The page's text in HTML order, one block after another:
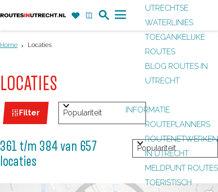
d
e
h
o
e
F
a
e
t
n
a
o
M
UTRECHTSE
WATERLINIES
TOEGANKELIJKE
ROUTES
BLOG ROUTES IN
UTRECHT
INFORMATIE
ROUTEPLANNERS
ROUTENETWERKEN
IN UTRECHT
MELDPUNT ROUTES
TOERISTISCH
Home Locaties
LOCATIES
W
a
t
z
o
Filter
S
o
t
e
e
361 t/m 384 van 657
locaties
S
o